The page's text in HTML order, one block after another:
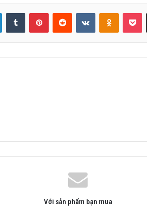
LinkedInTumblr PinterestReddit VKontakte
Với sản phẩm bạn mua